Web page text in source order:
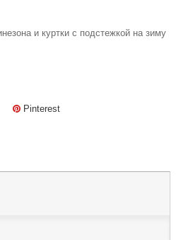
и куртки с подстежкой на зиму
Pinterest